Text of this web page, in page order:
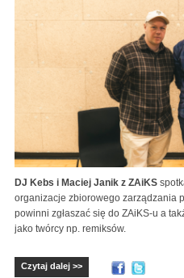
DJ Kebs i Maciej Janik z ZAiKS
organizacje zbiorowego zarządzania
powinni zgłaszać się do ZAiKS-u a
jako twórcy np. remiksów.
Czytaj dalej >>